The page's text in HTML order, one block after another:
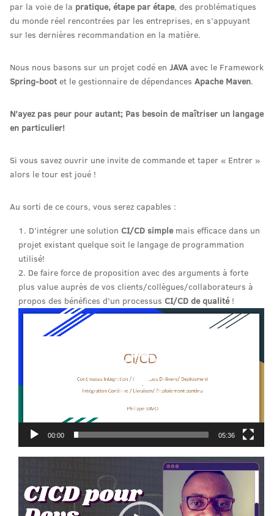
par la voie de la pratique, étape par étape, des problématiques
du monde réel rencontrées par les entreprises, en s’appuyant
sur les dernières recommandation en la matière.
Nous nous basons sur un projet codé en JAVA avec le Framework
Spring-bootet le gestionnaire de dépendances Apache Maven.
N’ayez pas peur pour autant; Pas besoin de maîtriser un langage
en particulier!
Si vous savez ouvrir une invite de commande et taper « Entrer »
alors le tour est joué !
Au sorti de ce cours, vous serez capables :
D’intégrer une solution CI/CD simplemais efficace dans un
projet existant quelque soit le langage de programmation
utilisé!
De faire force de proposition avec des arguments à forte
plus value auprès de vos clients/collègues/collaborateurs à
propos des bénéfices d’un processus CI/CD de qualité!
Lecteur
00:00 05:36